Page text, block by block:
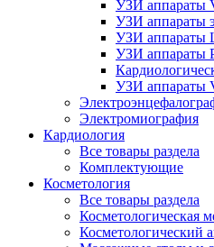
УЗИ аппараты
УЗИ аппараты
УЗИ аппараты
УЗИ аппараты
УЗИ аппараты
Электромиография
Кардиология
Все товары раздела
Комплектующие
Косметология
Все товары раздела
Косметологическая
Косметологический